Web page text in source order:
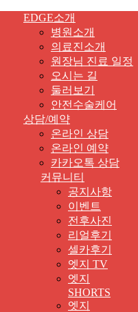
있는 시술은?
EDGE소개
병원소개
의료진소개
원장님 진료 일정
오시는 길
둘러보기
안전수술케어
상담/예약
온라인 상담
온라인 예약
카카오톡 상담
커뮤니티
공지사항
이벤트
전후사진
리얼후기
셀카후기
엣지 TV
엣지
SHORTS
엣지